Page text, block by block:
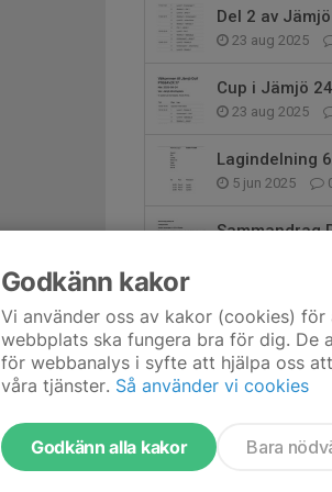
Del 2 av
23 aug 2025
Cup i Jämjö
23 aug 2025
Lagindelning
5 jun 2025
Sammandrag
21 maj 2025
Godkänn kakor
Vi använder oss av kakor (cookies)
webbplats ska fungera bra för dig. De
för webbanalys i syfte att hjälpa oss
våra tjänster. Så använder vi cookies
Godkänn alla kakor Bara